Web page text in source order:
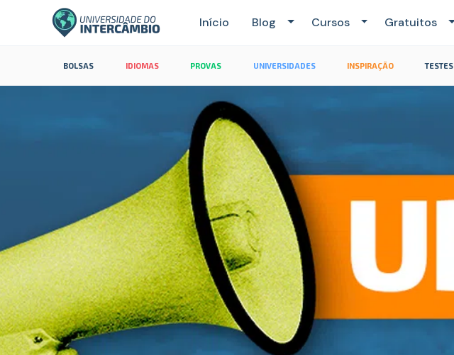
Início Blog Cursos Gratuitos
BOLSAS IDIOMAS PROVAS UNIVERSIDADES INSPIRAÇÃO TESTES